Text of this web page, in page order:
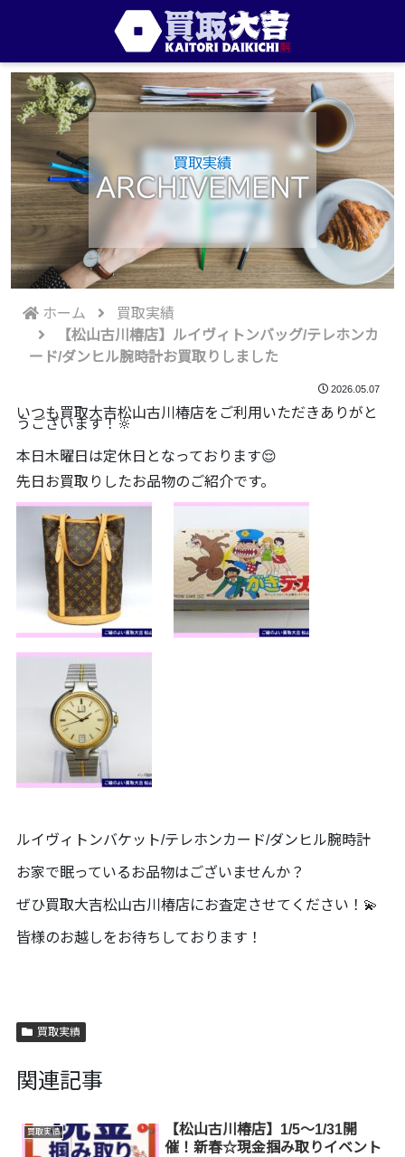
買取実績
ARCHIVEMENT
ホーム
買取実績
【松山古川椿店】ルイヴィトンバッグ/テレホンカ
ード/ダンヒル腕時計お買取りしました
2026.05.07
いつも買取大吉松山古川椿店をご利用いただきありがと
うございます！🔆
本日木曜日は定休日となっております😌
先日お買取りしたお品物のご紹介です。
ルイヴィトンバケット/テレホンカード/ダンヒル腕時計
お家で眠っているお品物はございませんか？
ぜひ買取大吉松山古川椿店にお査定させてください！💫
皆様のお越しをお待ちしております！
買取実績
関連記事
買取実績
【松山古川椿店】1/5～1/31開
催！新春☆現金掴み取りイベント